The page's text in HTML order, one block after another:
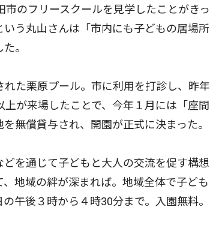
のフリースクールを見学したことがきっ
う丸山さんは「市内にも子どもの居場所
。
た栗原プール。市に利用を打診し、昨年
が来場したことで、今年１月には「座間
無償貸与され、開園が正式に決まった。
を通じて子どもと大人の交流を促す構想
地域の絆が深まれば。地域全体で子ども
午後３時から４時30分まで。入園無料。